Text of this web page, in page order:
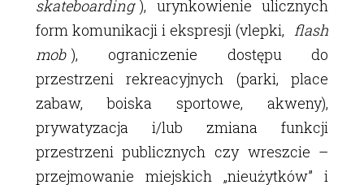
skateboarding ), urynkowienie ulicznych
form komunikacji i ekspresji (vlepki,
flash
mob ), ograniczenie dostępu do
przestrzeni rekreacyjnych (parki, place
zabaw, boiska sportowe, akweny),
prywatyzacja i/lub zmiana funkcji
przestrzeni publicznych czy wreszcie –
przejmowanie miejskich „nieużytków” i